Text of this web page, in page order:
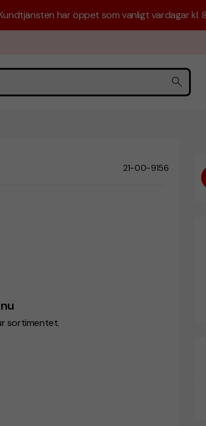
har öppet som vanligt vardagar kl.
21-00-9156
sortimentet.